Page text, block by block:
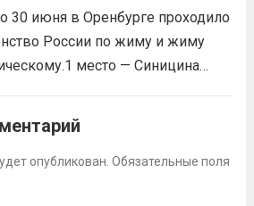
Читать дальше
30 июня в Оренбурге проходило
России по жиму и жиму
место — Синицина
Задорина Я.С.)
опубликован. Обязательные поля